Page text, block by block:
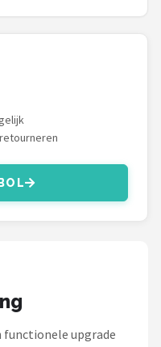
retourneren
functionele upgrade